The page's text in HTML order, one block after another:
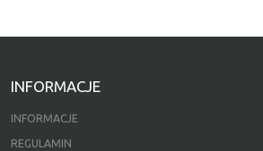
INFORMACJE
INFORMACJE
REGULAMIN